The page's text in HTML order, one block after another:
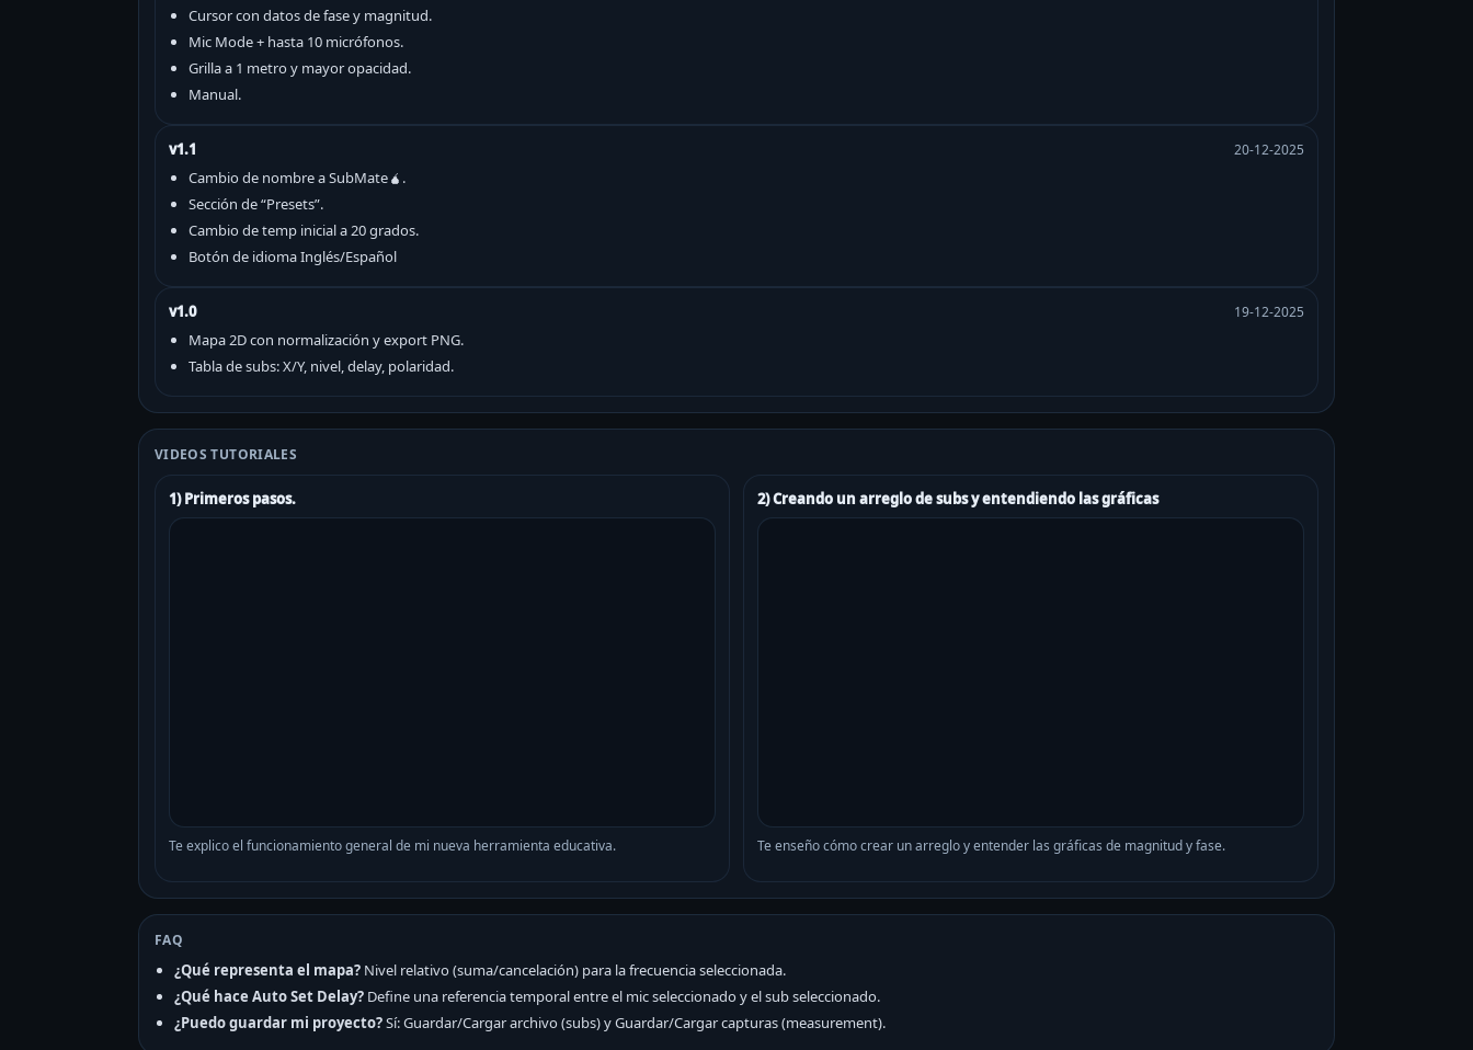
Cursor con datos de fase y magnitud.
Mic Mode + hasta 10 micrófonos.
Grilla a 1 metro y mayor opacidad.
Manual.
v1.1 20-12-2025
Cambio de nombre a SubMate🧉.
Sección de “Presets”.
Cambio de temp inicial a 20 grados.
Botón de idioma Inglés/Español
v1.0 19-12-2025
Mapa 2D con normalización y export PNG.
Tabla de subs: X/Y, nivel, delay, polaridad.
VIDEOS TUTORIALES
1) Primeros pasos.
Te explico el funcionamiento general de mi nueva herramienta educativa.
2) Creando un arreglo de subs y entendiendo las gráficas
Te enseño cómo crear un arreglo y entender las gráficas de magnitud y fase.
FAQ
¿Qué representa el mapa? Nivel relativo (suma/cancelación) para la frecuencia seleccionada.
¿Qué hace Auto Set Delay? Define una referencia temporal entre el mic seleccionado y el sub seleccionado.
¿Puedo guardar mi proyecto?Sí: Guardar/Cargar archivo (subs) y Guardar/Cargar capturas (measurement).